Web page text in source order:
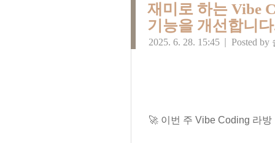
재미로 하는 Vibe
기능을 개선합니
2025. 6. 28. 15:45 Posted by
🚀 이번 주 Vibe Coding 라방